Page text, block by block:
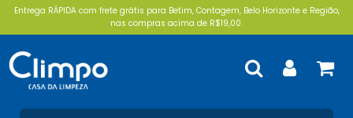
Entrega RÁPIDA com frete grátis para Betim, Contagem, Belo Horizonte e Região,
nas compras acima de R$19,00.